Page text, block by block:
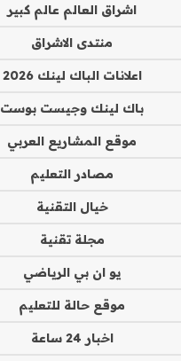
اشراق العالم عالم كبير
منتدى الاشراق
اعلانات الباك لينك 2026
باك لينك وجيست بوست
موقع المشاريع العربي
مصادر التعليم
خيال التقنية
مجلة تقنية
يو ان بي الرياضي
موقع حالة للتعليم
اخبار 24 ساعة